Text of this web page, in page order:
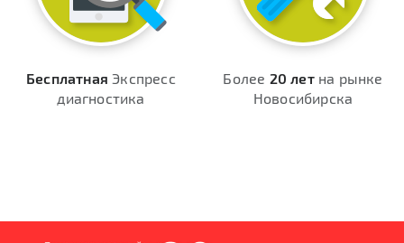
Бесплатная Экспресс
диагностика
Более 20 летна рынке
Новосибирска